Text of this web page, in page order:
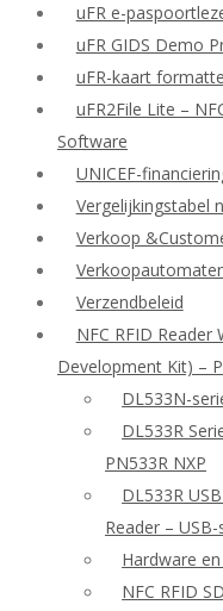
uFR e-
uFR GIDS Demo
uFR-kaart
uFR2File Lite –
Software
UNICEF-
Vergelijkingstabel
Verkoop
Verzendbeleid
NFC RFID Reader
Development Kit) –
DL533N-
DL533R
PN533R NXP
DL533R
Reader –
Hardware
NFC RFID